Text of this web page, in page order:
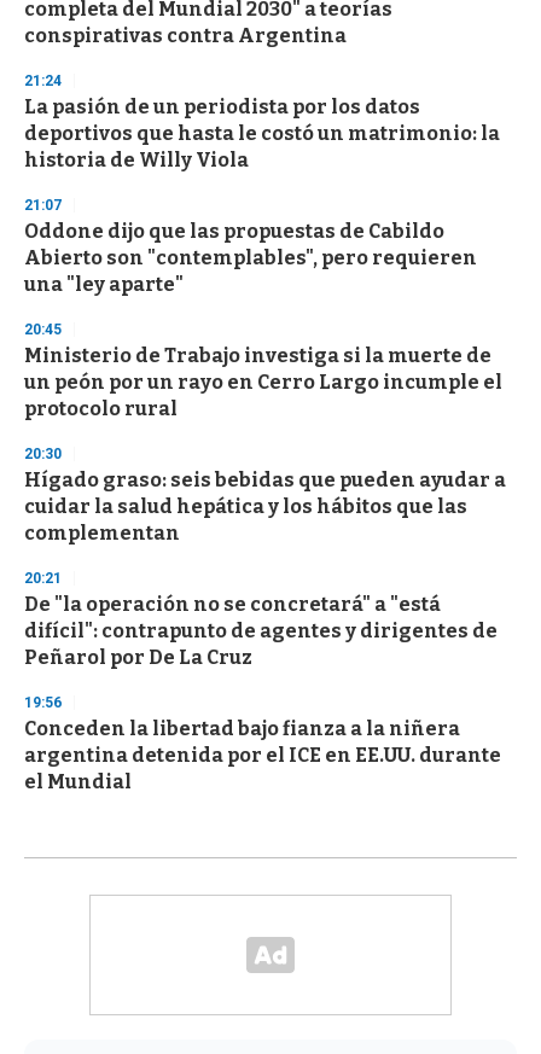
o
n
completa del Mundial 2030" a teorías
conspirativas contra Argentina
21:24
La pasión de un periodista por los datos
deportivos que hasta le costó un matrimonio: la
historia de Willy Viola
21:07
Oddone dijo que las propuestas de Cabildo
Abierto son "contemplables", pero requieren
una "ley aparte"
20:45
Ministerio de Trabajo investiga si la muerte de
un peón por un rayo en Cerro Largo incumple el
protocolo rural
20:30
Hígado graso: seis bebidas que pueden ayudar a
cuidar la salud hepática y los hábitos que las
complementan
20:21
De "la operación no se concretará" a "está
difícil": contrapunto de agentes y dirigentes de
Peñarol por De La Cruz
19:56
Conceden la libertad bajo fianza a la niñera
argentina detenida por el ICE en EE.UU. durante
el Mundial